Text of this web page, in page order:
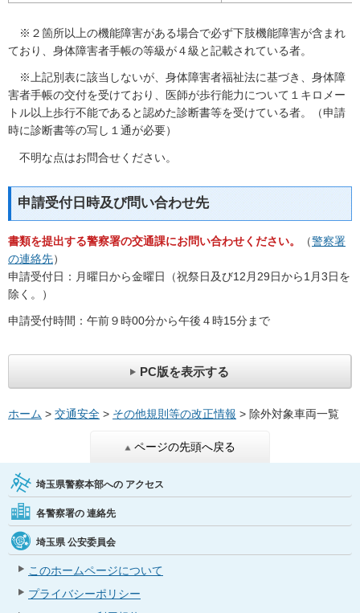
※２箇所以上の機能障害がある場合で必ず下肢機能障害が含まれ
ており、身体障害者手帳の等級が４級と記載されている者。
※上記別表に該当しないが、身体障害者福祉法に基づき、身体障
害者手帳の交付を受けており、医師が歩行能力について１キロメー
トル以上歩行不能であると認めた診断書等を受けている者。（申請
時に診断書等の写し１通が必要）
不明な点はお問合せください。
申請受付日時及び問い合わせ先
書類を提出する警察署の交通課にお問い合わせください。 （警察署
の連絡先）
申請受付日：月曜日から金曜日（祝祭日及び12月29日から1月3日を
除く。）
申請受付時間：午前９時00分から午後４時15分まで
PC版を表示する
ホーム > 交通安全 > その他規則等の改正情報 > 除外対象車両一覧
ページの先頭へ戻る
埼玉県警察本部への アクセス
各警察署の 連絡先
埼玉県 公安委員会
このホームページについて
プライバシーポリシー